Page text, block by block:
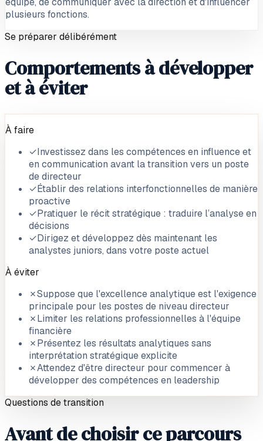
plusieurs fonctions.
Se préparer délibérément
Comportements à développer
et à éviter
À faire
✓Investissez dans les compétences en influence et
en communication avant la transition vers un poste
de directeur
✓Établir des relations interfonctionnelles de manière
proactive
✓Pratiquer le récit stratégique : traduire l’analyse en
décisions
✓Dirigez et développez dès maintenant les
analystes juniors, dans votre poste actuel
À éviter
✗Suppose que l'excellence analytique est l'exigence
principale pour les postes de niveau directeur
✗Limiter les relations professionnelles à l'équipe
financière
✗Présentez les résultats analytiques sans
interprétation stratégique explicite
✗Attendez d'être directeur pour commencer à
développer des compétences en leadership
Questions de transition
Avant de choisir ce parcours